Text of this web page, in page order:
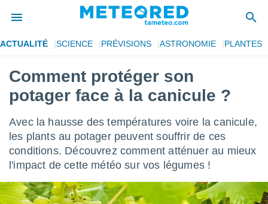
de
a
par
des
Vous
ACTUALITÉ SCIENCE PRÉVISIONS ASTRONOMIE PLANTES
Comment protéger son
potager face à la canicule ?
Avec la hausse des températures voire la canicule,
les plants au potager peuvent souffrir de ces
conditions. Découvrez comment atténuer au mieux
l'impact de cette météo sur vos légumes !